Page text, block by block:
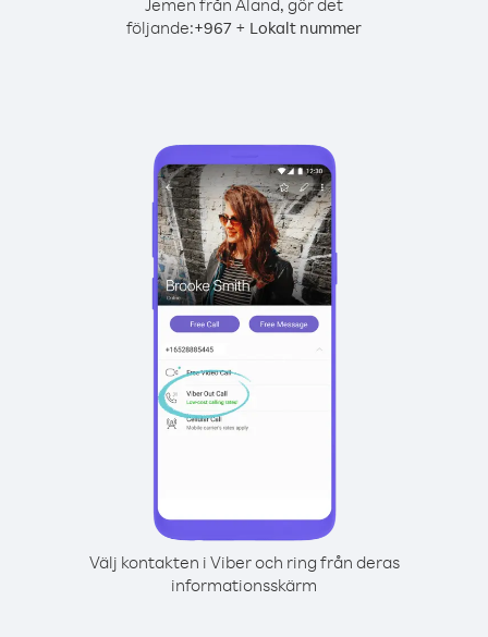
Jemen från Åland, gör det
följande:+967 + Lokalt nummer
Välj kontakten i Viber och ring från deras
informationsskärm